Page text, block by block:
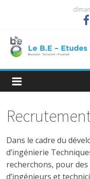
Dans le cadre du
d’ingénierie
recherchons, pour
d’ingénieurs et